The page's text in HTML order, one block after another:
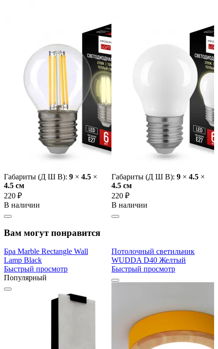
Габариты (Д Ш В): 9 × 4.5 ×
4.5 cм
220 ₽
В наличии
Габариты (Д Ш В): 9 × 4.5 ×
4.5 cм
220 ₽
В наличии
Вам могут понравится
Бра Marble Rectangle Wall
Lamp Black
Быстрый просмотр
Популярный
Потолочный светильник
WUDDA D40 Желтый
Быстрый просмотр